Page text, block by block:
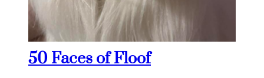
50 Faces of Floof